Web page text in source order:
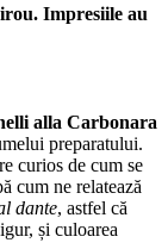
Impresiile au
alla Carbonara
preparatului.
curios de cum se
cum ne relatează
dante, astfel că
și culoarea